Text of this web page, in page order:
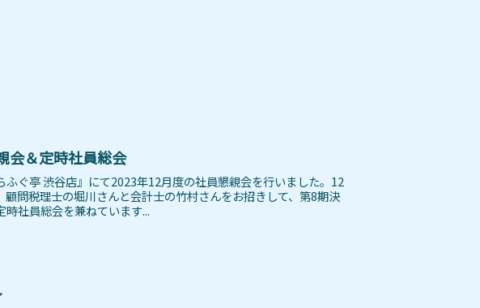
会＆定時社員総会
ぐ亭 渋谷店』にて2023年12月度の社員懇親会を行いました。12
問税理士の堀川さんと会計士の竹村さんをお招きして、第8期決
社員総会を兼ねています...